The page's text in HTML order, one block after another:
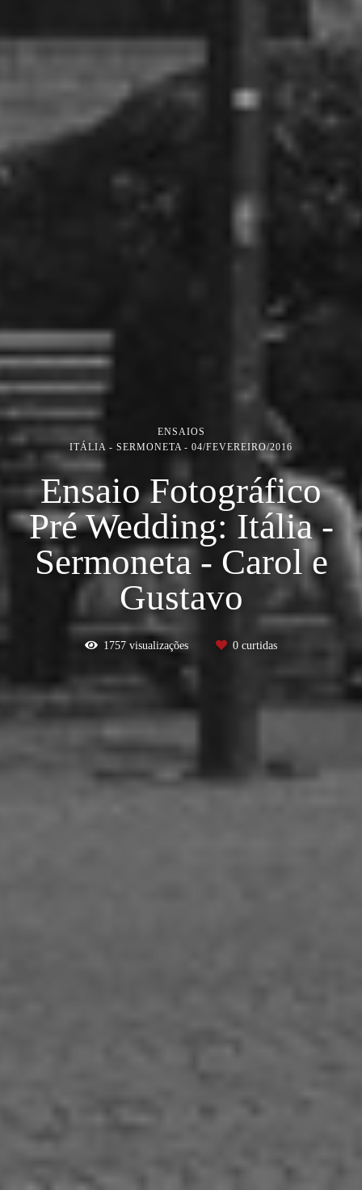
ENSAIOS
ITÁLIA - SERMONETA
04/FEVEREIRO/2016
Ensaio Fotográfico
Pré Wedding: Itália -
Sermoneta - Carol e
Gustavo
1757 visualizações 0 curtidas